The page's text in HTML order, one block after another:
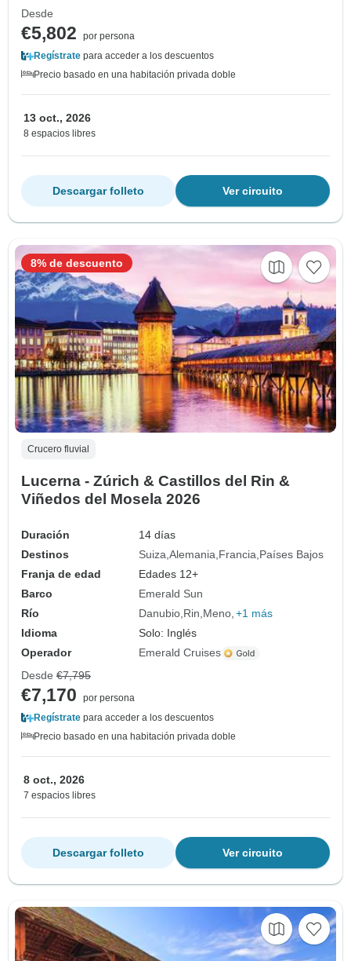
Desde
€5,802
por persona
Regístrate para acceder a los descuentos
Precio basado en una habitación privada doble
13 oct., 2026
8 espacios libres
Ver circuito
Descargar folleto
Crucero fluvial
Lucerna - Zúrich & Castillos del Rin &
Viñedos del Mosela 2026
Duración
14 días
Destinos
Suiza Alemania Francia Países Bajos
Franja de edad
Edades 12+
Barco
Emerald Sun
Río
Danubio Rin Meno +1 más
Idioma
Solo: Inglés
Operador
Emerald Cruises
8% de descuento
Desde €7,795
€7,170
por persona
Regístrate para acceder a los descuentos
Precio basado en una habitación privada doble
8 oct., 2026
7 espacios libres
Ver circuito
Descargar folleto